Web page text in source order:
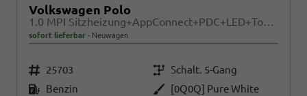
Volkswagen Polo
1.0 MPI Sitzheizung+AppConnect+PDC+LED+Touch+Lichtsensor+MultiLenkrad
sofort lieferbar Neuwagen
Fahrzeugnr. 25703 Getriebe Schalt. 5-Gang
Kraftstoff Benzin Außenfarbe
[0Q0Q] Pure White